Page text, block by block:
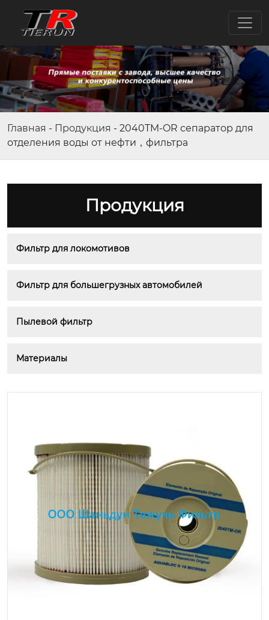
Главная - Продукция - 2040TM-OR сепаратор для
отделения воды от нефти，фильтра
Продукция
Фильтр для локомотивов
Фильтр для большегрузных автомобилей
Пылевой фильтр
Материалы